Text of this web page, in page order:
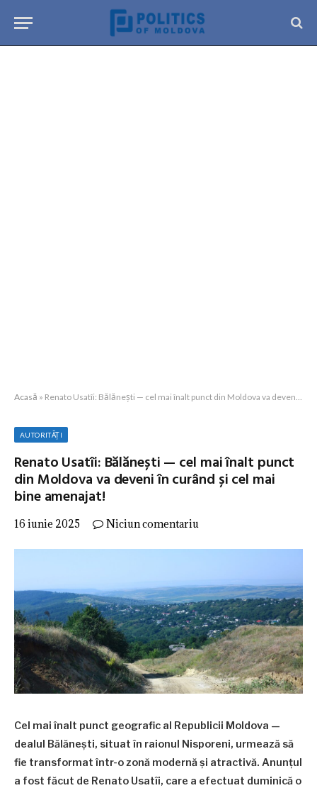
Acasă » Renato Usatîi: Bălănești — cel mai înalt punct din Moldova va deveni în curând și cel mai bine amenajat!
AUTORITĂȚI
Renato Usatîi: Bălănești — cel mai înalt punct
din Moldova va deveni în curând și cel mai
bine amenajat!
16 iunie 2025 Niciun comentariu
Cel mai înalt punct geografic al Republicii Moldova —
dealul Bălănești, situat în raionul Nisporeni, urmează să
fie transformat într-o zonă modernă și atractivă. Anunțul
a fost făcut de Renato Usatîi, care a efectuat duminică o